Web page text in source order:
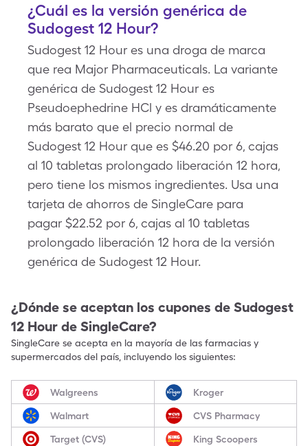
¿Cuál es la versión genérica de
Sudogest 12 Hour?
Sudogest 12 Hour es una droga de marca
que rea Major Pharmaceuticals. La variante
genérica de Sudogest 12 Hour es
Pseudoephedrine HCl y es dramáticamente
más barato que el precio normal de
Sudogest 12 Hour que es $46.20 por 6, cajas
al 10 tabletas prolongado liberación 12 hora,
pero tiene los mismos ingredientes. Usa una
tarjeta de ahorros de SingleCare para
pagar $22.52 por 6, cajas al 10 tabletas
prolongado liberación 12 hora de la versión
genérica de Sudogest 12 Hour.
¿Dónde se aceptan los cupones de Sudogest
12 Hour de SingleCare?
SingleCare se acepta en la mayoría de las farmacias y
supermercados del país, incluyendo los siguientes:
Walgreens Kroger
Walmart CVS Pharmacy
Target (CVS) King Scoopers